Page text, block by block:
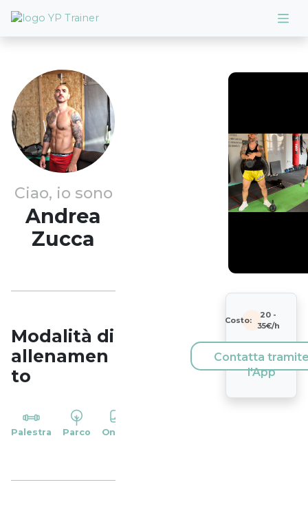
Ciao, io sono
Andrea
Zucca
Modalità di
allenamen
to
Palestra Parco Online
Costo:
20 -
35€/h
Contatta
l'App